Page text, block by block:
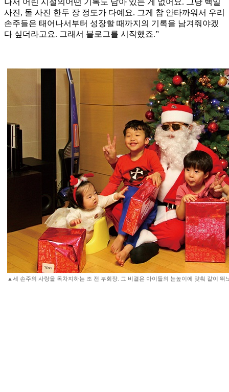
나서 어린 시절의어떤 기록도 남아 있는 게 없어요. 그냥 백일
사진, 돌 사진 한두 장 정도가 다예요. 그게 참 안타까워서 우리
손주들은 태어나서부터 성장할 때까지의 기록을 남겨줘야겠
다 싶더라고요. 그래서 블로그를 시작했죠.”
▲세 손주의 사랑을 독차지하는 조 전 부회장. 그 비결은 아이들의 눈높이에 맞춰 같이 뛰